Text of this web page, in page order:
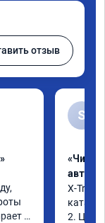
отзыв
S
«Чип
X-Trail
2. Цена